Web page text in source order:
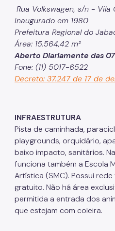
Patrimônio Ambiental
Biosampa
Projetos Urbanos
Informações Ambientais
Licenciamento Ambiental
Licenciamento Ambiental
Heliponto
Áreas Contaminadas
Estudos Ambientais
Produtos Perigosos
TCA - Termo de
Rua Volkswagen, s/n - Vila
Inaugurado em 1980
Prefeitura Regional do
Área: 15.564,42 m²
Aberto Diariamente das
Fone: (11) 5017-6522
Decreto: 37.247 de 17 de
INFRAESTRUTURA
Pista de caminhada,
playgrounds, orquidário,
baixo impacto, sanitários.
funciona também a Escola
Artística (SMC). Possui
gratuito. Não há área
permitida a entrada dos
que estejam com coleira.